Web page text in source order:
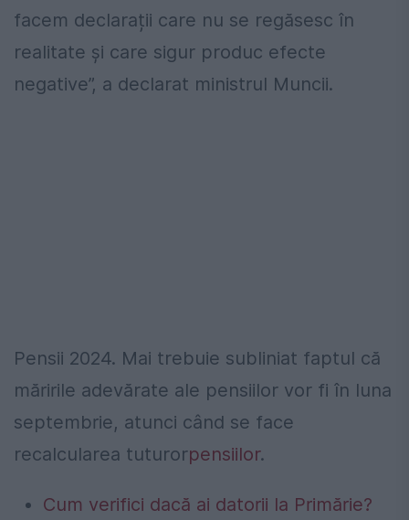
facem declarații care nu se regăsesc în
realitate și care sigur produc efecte
negative”, a declarat ministrul Muncii.
Pensii 2024. Mai trebuie subliniat faptul că
măririle adevărate ale pensiilor vor fi în luna
septembrie, atunci când se face
recalcularea tuturorpensiilor.
Cum verifici dacă ai datorii la Primărie?